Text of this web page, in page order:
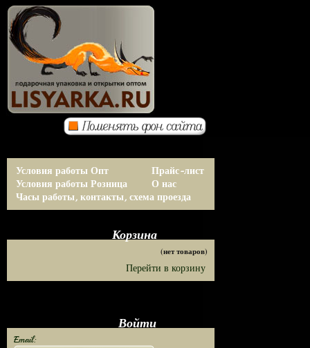
Условия работы Опт
Условия работы Розница
Прайс-лист
О нас
Часы работы, контакты, схема проезда
Корзина
(нет товаров)
Перейти в корзину
Войти
Email: